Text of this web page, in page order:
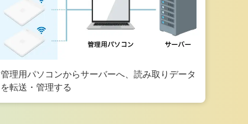
管理用パソコンからサーバーへ、読み取りデータ
を転送・管理する